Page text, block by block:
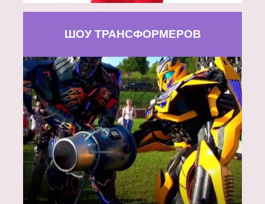
ШОУ ТРАНСФОРМЕРОВ